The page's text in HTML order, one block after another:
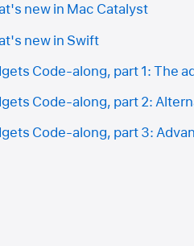
new in Mac Catalyst
new in Swift
Code-along, part 1: The
Code-along, part 2:
Code-along, part 3: